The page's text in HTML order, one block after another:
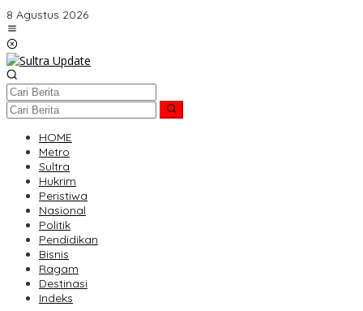
Lewati
ke
konten
8 Agustus 2026
HOME
Metro
Sultra
Hukrim
Peristiwa
Nasional
Politik
Pendidikan
Bisnis
Ragam
Destinasi
Indeks